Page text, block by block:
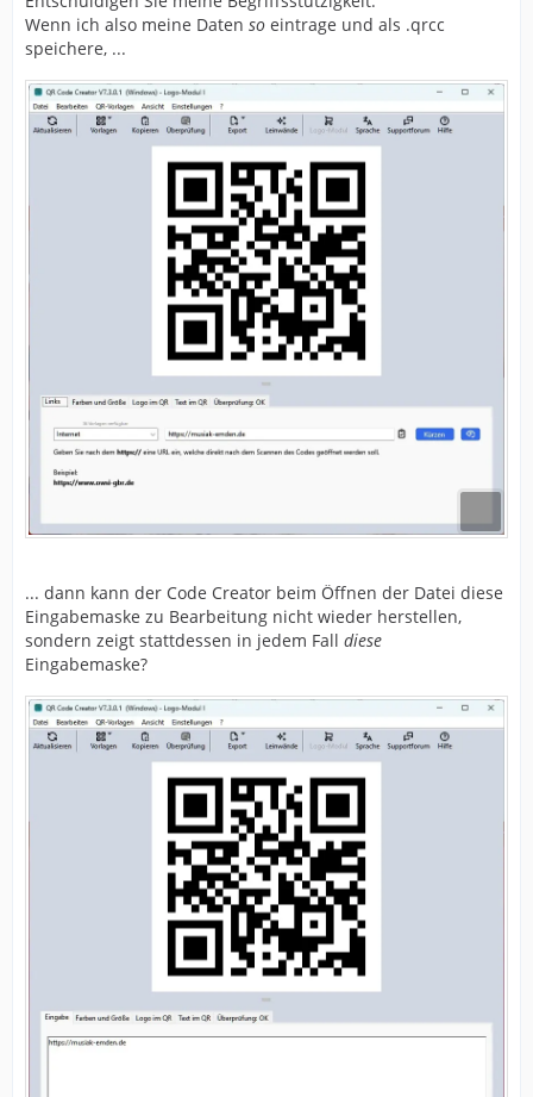
</QRCC>
Wenn ich also meine Daten so eintrage und als .qrcc
speichere, ...
... dann kann der Code Creator beim Öffnen der Datei diese
Eingabemaske zu Bearbeitung nicht wieder herstellen,
sondern zeigt stattdessen in jedem Fall diese
Eingabemaske?